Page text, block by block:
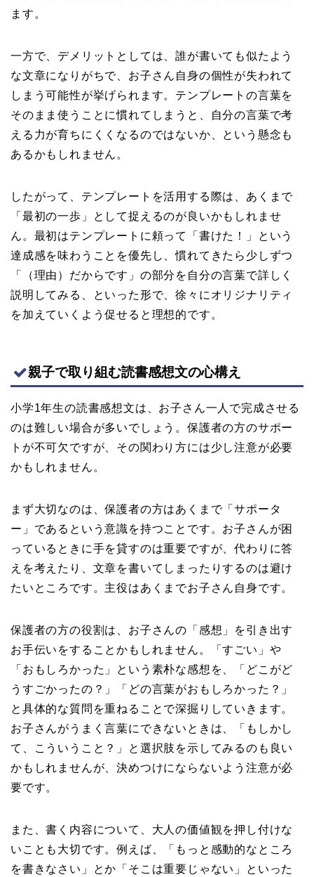
ます。
一方で、デメリットとしては、誰が書いても似たよう
な文章になりがちで、お子さん自身の個性が失われて
しまう可能性が挙げられます。テンプレートの言葉を
そのまま使うことに慣れてしまうと、自分の言葉で考
える力が育ちにくくなるのではないか、という懸念も
あるかもしれません。
したがって、テンプレートを活用する際は、あくまで
「最初の一歩」として捉えるのが良いかもしれませ
ん。最初はテンプレートに頼って「書けた！」という
達成感を味わうことを優先し、慣れてきたら少しずつ
「（理由）だからです」の部分を自分の言葉で詳しく
説明してみる、といった形で、徐々にオリジナリティ
を加えていくよう促せると理想的です。
親子で取り組む読書感想文の心構え
小学1年生の読書感想文は、お子さん一人で完成させる
のは難しい場合が多いでしょう。保護者の方のサポー
トが不可欠ですが、その関わり方には少し注意が必要
かもしれません。
まず大切なのは、保護者の方はあくまで「サポータ
ー」であるという意識を持つことです。お子さんが困
っているときに手を貸すのは重要ですが、代わりに答
えを考えたり、文章を書いてしまったりするのは避け
たいところです。主役はあくまでお子さん自身です。
保護者の方の役割は、お子さんの「感想」を引き出す
お手伝いをすることかもしれません。「すごい」や
「おもしろかった」という素朴な感想を、「どこがど
うすごかったの？」「どの言葉がおもしろかった？」
と具体的な質問を重ねることで深掘りしていきます。
お子さんがうまく言葉にできないときは、「もしかし
て、こういうこと？」と選択肢を示してみるのも良い
かもしれませんが、決めつけにならないよう注意が必
要です。
また、書く内容について、大人の価値観を押し付けな
いことも大切です。例えば、「もっと感動的なところ
を書きなさい」とか「そこは重要じゃない」といった